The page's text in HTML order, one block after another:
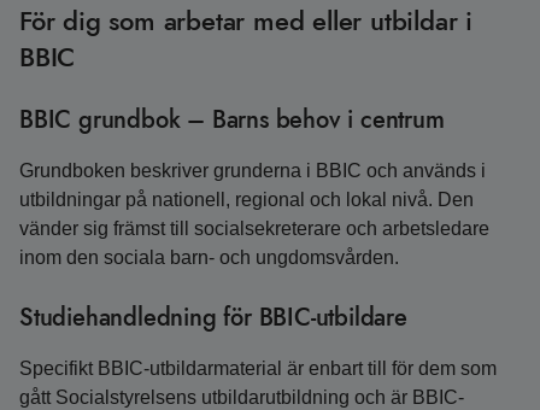
För dig som arbetar med eller utbildar i
BBIC
BBIC grundbok – Barns behov i centrum
Grundboken beskriver grunderna i BBIC och används i
utbildningar på nationell, regional och lokal nivå. Den
vänder sig främst till socialsekreterare och arbetsledare
inom den sociala barn- och ungdomsvården.
Studiehandledning för BBIC-utbildare
Specifikt BBIC-utbildarmaterial är enbart till för dem som
gått Socialstyrelsens utbildarutbildning och är BBIC-